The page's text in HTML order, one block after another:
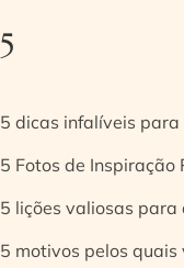
5
5 dicas infalíveis
5 Fotos de Inspiração
5 lições valiosas
5 motivos pelos